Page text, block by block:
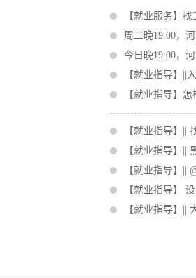
【就业服务】
周二晚19:00，
今日晚19:00，
【就业指导】||
【就业指导】
【就业指导】||
【就业指导】
【就业指导】||
【就业指导】
【就业指导】||